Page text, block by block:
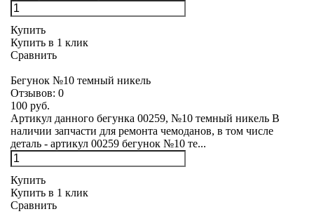
Купить
Купить в 1 клик
Сравнить
Бегунок №10 темный никель
Отзывов: 0
100 руб.
Артикул данного бегунка 00259, №10 темный никель В
наличии запчасти для ремонта чемоданов, в том числе
деталь - артикул 00259 бегунок №10 те...
Купить
Купить в 1 клик
Сравнить